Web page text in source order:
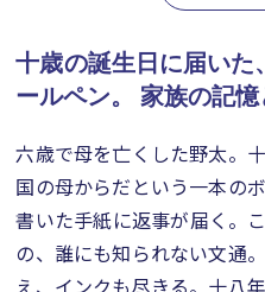
十歳の誕生日に届い
ールペン。
家族の記憶
六歳で母を亡くした野太。
国の母からだという一本の
書いた手紙に返事が届く。
の、誰にも知られない文通
え、インクも尽きる。十八